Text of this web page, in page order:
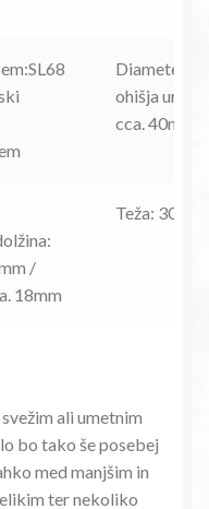
Diameter
ohišja ure:
cca. 40mm
/
18mm
Teža: 30g
ali umetnim
bo tako še posebej
med manjšim in
ter nekoliko